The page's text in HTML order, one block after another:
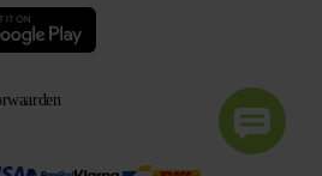
worden door AI-systemen voor informatie- en